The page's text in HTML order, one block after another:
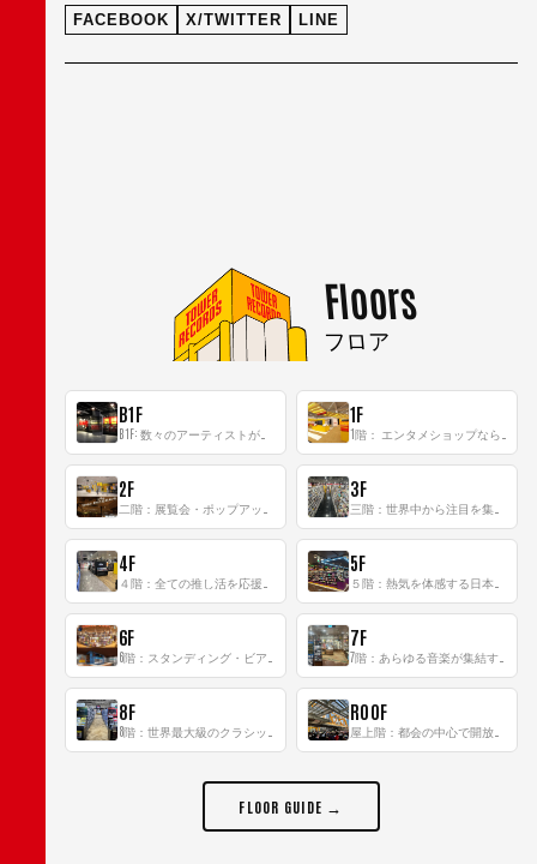
FACEBOOK X/TWITTER LINE
Floors
フロア
B1F 1F
2F 3F
4F 5F
6F 7F
8F ROOF
FLOOR GUIDE →